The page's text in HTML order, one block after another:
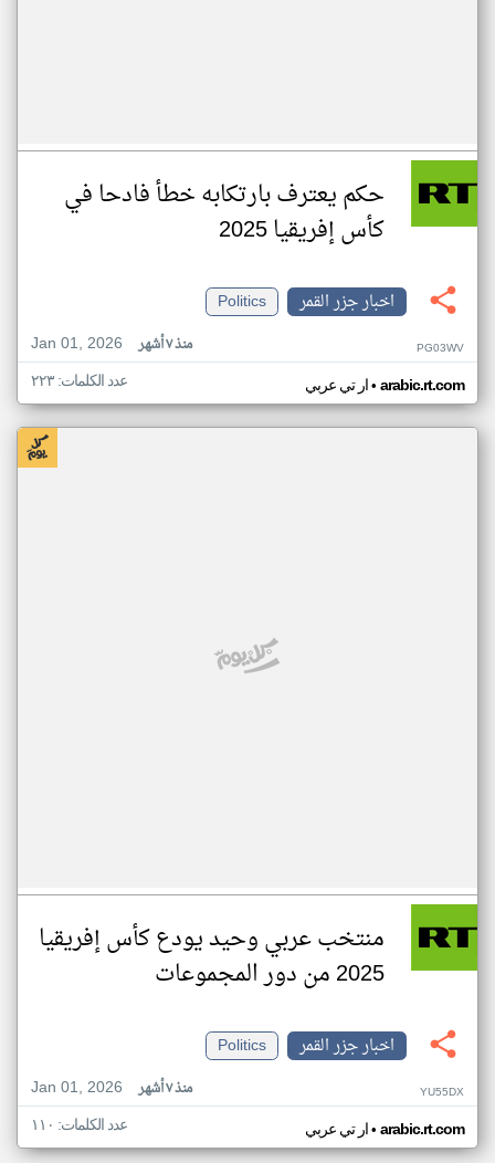
حكم يعترف بارتكابه خطأ فادحا في
كأس إفريقيا 2025
اخبار جزر القمر
Politics
Jan 01, 2026
منذ ٧ أشهر PG03WV
ار تي عربي• arabic.rt.com عدد الكلمات: ٢٢٣
منتخب عربي وحيد يودع كأس إفريقيا
2025 من دور المجموعات
اخبار جزر القمر
Politics
Jan 01, 2026
منذ ٧ أشهر YU55DX
ار تي عربي• arabic.rt.com عدد الكلمات: ١١٠